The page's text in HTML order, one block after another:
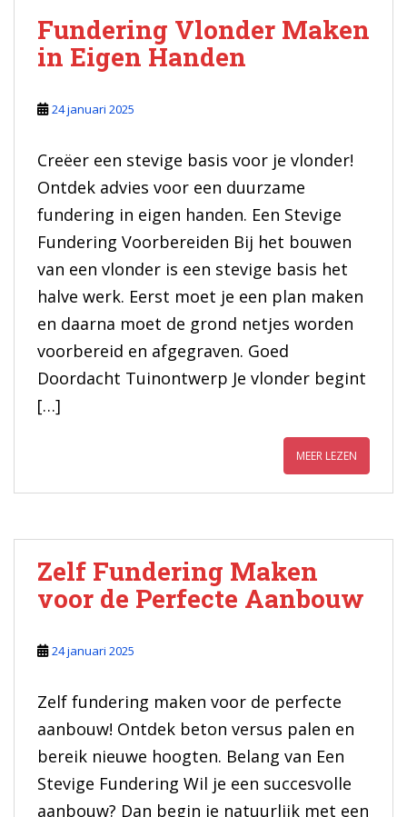
Fundering Vlonder Maken
in Eigen Handen
24 januari 2025
Creëer een stevige basis voor je vlonder!
Ontdek advies voor een duurzame
fundering in eigen handen. Een Stevige
Fundering Voorbereiden Bij het bouwen
van een vlonder is een stevige basis het
halve werk. Eerst moet je een plan maken
en daarna moet de grond netjes worden
voorbereid en afgegraven. Goed
Doordacht Tuinontwerp Je vlonder begint
[…]
MEER LEZEN
Zelf Fundering Maken
voor de Perfecte Aanbouw
24 januari 2025
Zelf fundering maken voor de perfecte
aanbouw! Ontdek beton versus palen en
bereik nieuwe hoogten. Belang van Een
Stevige Fundering Wil je een succesvolle
aanbouw? Dan begin je natuurlijk met een